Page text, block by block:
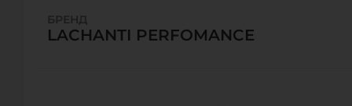
БРЕНД
LACHANTI PERFOMANCE